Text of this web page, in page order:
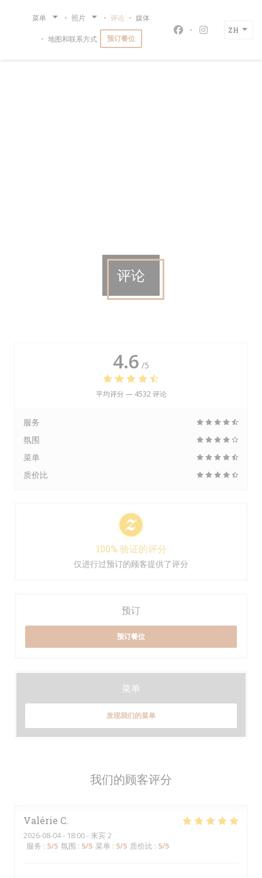
菜单 照片 评论 媒体
地图和联系方式 预订餐位 Facebook ((在新窗
Instagram ((
ZH
评论
我们的顾客评分
Valérie C
2026-08-04- 18:00 - 来宾 2
服务 : 5/5 氛围 : 5/5 菜单 : 5/5 质价比 : 5/5
4.6 /5
平均评分 — 4532 评论
服务
氛围
菜单
质价比
100% 验证的评分
仅进行过预订的顾客提供了评分
预订
预订餐位
菜单
发现我们的菜单